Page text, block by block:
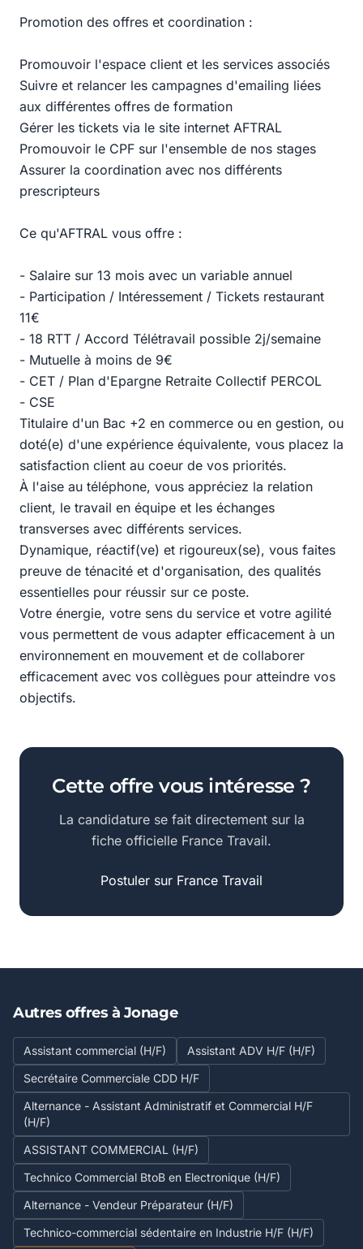
Promotion des offres et coordination :
Promouvoir l'espace client et les services associés
Suivre et relancer les campagnes d'emailing liées
aux différentes offres de formation
Gérer les tickets via le site internet AFTRAL
Promouvoir le CPF sur l'ensemble de nos stages
Assurer la coordination avec nos différents
prescripteurs
Ce qu'AFTRAL vous offre :
- Salaire sur 13 mois avec un variable annuel
- Participation / Intéressement / Tickets restaurant
11€
- 18 RTT / Accord Télétravail possible 2j/semaine
- Mutuelle à moins de 9€
- CET / Plan d'Epargne Retraite Collectif PERCOL
- CSE
Titulaire d'un Bac +2 en commerce ou en gestion, ou
doté(e) d'une expérience équivalente, vous placez la
satisfaction client au coeur de vos priorités.
À l'aise au téléphone, vous appréciez la relation
client, le travail en équipe et les échanges
transverses avec différents services.
Dynamique, réactif(ve) et rigoureux(se), vous faites
preuve de ténacité et d'organisation, des qualités
essentielles pour réussir sur ce poste.
Votre énergie, votre sens du service et votre agilité
vous permettent de vous adapter efficacement à un
environnement en mouvement et de collaborer
efficacement avec vos collègues pour atteindre vos
objectifs.
Cette offre vous intéresse ?
La candidature se fait directement sur la
fiche officielle France Travail.
Postuler sur France Travail
Autres offres à Jonage
Assistant commercial (H/F)
Assistant ADV H/F (H/F)
Secrétaire Commerciale CDD H/F
Alternance - Assistant Administratif et Commercial H/F
(H/F)
ASSISTANT COMMERCIAL (H/F)
Technico Commercial BtoB en Electronique (H/F)
Alternance - Vendeur Préparateur (H/F)
Technico-commercial sédentaire en Industrie H/F (H/F)